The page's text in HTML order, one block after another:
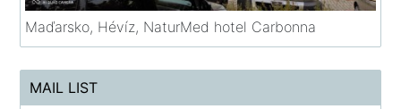
Maďarsko, Hévíz, NaturMed hotel Carbonna
MAIL LIST